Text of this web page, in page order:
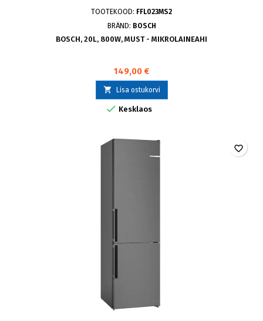
TOOTEKOOD: FFL023MS2
BRÄND: BOSCH
BOSCH, 20L, 800W, MUST - MIKROLAINEAHI
149,00 €
 Lisa ostukorvi
 Kesklaos
favorite_border